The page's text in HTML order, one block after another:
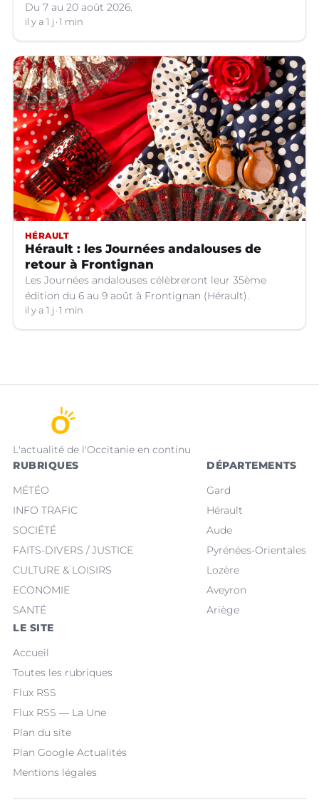
Du 7 au 20 août 2026.
il y a 1 j 1 min
HÉRAULT
Hérault : les Journées andalouses de
retour à Frontignan
Les Journées andalouses célèbreront leur 35ème
édition du 6 au 9 août à Frontignan (Hérault).
il y a 1 j 1 min
L'actualité de l'Occitanie en continu
RUBRIQUES
MÉTÉO
INFO TRAFIC
SOCIÉTÉ
FAITS-DIVERS / JUSTICE
CULTURE & LOISIRS
ECONOMIE
SANTÉ
DÉPARTEMENTS
Gard
Hérault
Aude
Pyrénées-Orientales
Lozère
Aveyron
Ariège
LE SITE
Accueil
Toutes les rubriques
Flux RSS
Flux RSS — La Une
Plan du site
Plan Google Actualités
Mentions légales